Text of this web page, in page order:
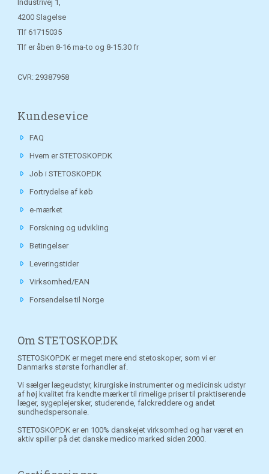
Industrivej 1,
4200 Slagelse
Tlf 61715035
Tlf er åben 8-16 ma-to og 8-15.30 fr
CVR: 29387958
Kundesevice
FAQ
Hvem er STETOSKOP.DK
Job i STETOSKOP.DK
Fortrydelse af køb
e-mærket
Forskning og udvikling
Betingelser
Leveringstider
Virksomhed/EAN
Forsendelse til Norge
Om STETOSKOP.DK
STETOSKOP.DK er meget mere end stetoskoper, som vi er
Danmarks største forhandler af.
Vi sælger lægeudstyr, kirurgiske instrumenter og medicinsk udstyr
af høj kvalitet fra kendte mærker til rimelige priser til praktiserende
læger, sygeplejersker, studerende, falckreddere og andet
sundhedspersonale.
STETOSKOP.DK er en 100% danskejet virksomhed og har været en
aktiv spiller på det danske medico marked siden 2000.